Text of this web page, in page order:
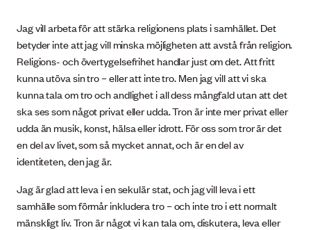
Jag vill arbeta för att stärka religionens plats i samhället. Det
betyder inte att jag vill minska möjligheten att avstå från religion.
Religions- och övertygelsefrihet handlar just om det. Att fritt
kunna utöva sin tro – eller att inte tro. Men jag vill att vi ska
kunna tala om tro och andlighet i all dess mångfald utan att det
ska ses som något privat eller udda. Tron är inte mer privat eller
udda än musik, konst, hälsa eller idrott. För oss som tror är det
en del av livet, som så mycket annat, och är en del av
identiteten, den jag är.
Jag är glad att leva i en sekulär stat, och jag vill leva i ett
samhälle som förmår inkludera tro – och inte tro i ett normalt
mänskligt liv. Tron är något vi kan tala om, diskutera, leva eller